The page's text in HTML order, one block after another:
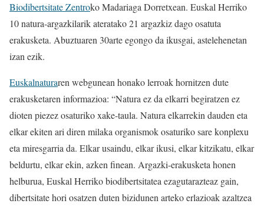
Biodibertsitate Zentroko Madariaga Dorretxean. Euskal Herriko
10 natura-argazkilarik ateratako 21 argazkiz dago osatuta
erakusketa. Abuztuaren 30arte egongo da ikusgai, astelehenetan
izan ezik.
Euskalnaturaren webgunean honako lerroak hornitzen dute
erakusketaren informazioa: “Natura ez da elkarri begiratzen ez
dioten piezez osaturiko xake-taula. Natura elkarrekin dauden eta
elkar ekiten ari diren milaka organismok osaturiko sare konplexu
eta miresgarria da. Elkar usaindu, elkar ikusi, elkar kitzikatu, elkar
beldurtu, elkar ekin, azken finean. Argazki-erakusketa honen
helburua, Euskal Herriko biodibertsitatea ezagutarazteaz gain,
dibertsitate hori osatzen duten bizidunen arteko erlazioak azaltzea